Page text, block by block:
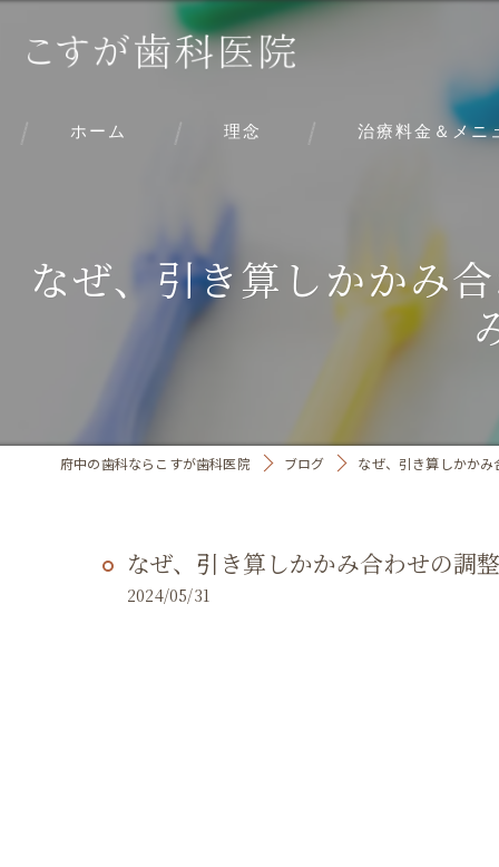
ホーム 理念 治療料金＆メニ
なぜ、引き算しかかみ
府中の歯科ならこすが歯科医院 ブログ なぜ、引き算しかかみ
なぜ、引き算しかかみ合わせの調
2024/05/31